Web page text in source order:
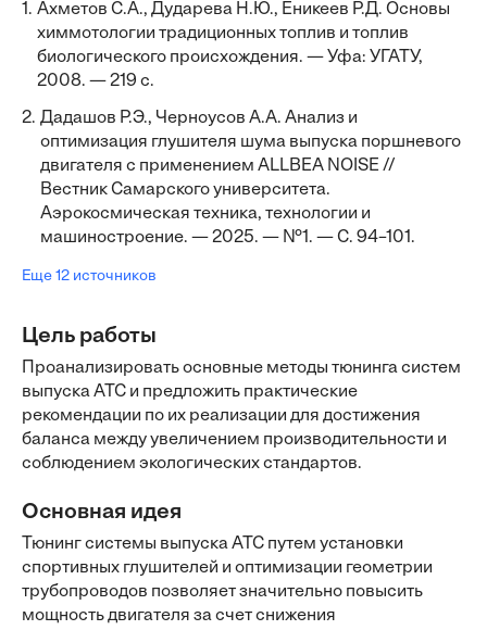
1. Ахметов С.А., Дударева Н.Ю., Еникеев Р.Д. Основы
химмотологии традиционных топлив и топлив
биологического происхождения. — Уфа: УГАТУ,
2008. — 219 с.
2. Дадашов Р.Э., Черноусов А.А. Анализ и
оптимизация глушителя шума выпуска поршневого
двигателя с применением ALLBEA NOISE //
Вестник Самарского университета.
Аэрокосмическая техника, технологии и
машиностроение. — 2025. — №1. — С. 94–101.
Еще 12 источников
Цель работы
Проанализировать основные методы тюнинга систем
выпуска АТС и предложить практические
рекомендации по их реализации для достижения
баланса между увеличением производительности и
соблюдением экологических стандартов.
Основная идея
Тюнинг системы выпуска АТС путем установки
спортивных глушителей и оптимизации геометрии
трубопроводов позволяет значительно повысить
мощность двигателя за счет снижения